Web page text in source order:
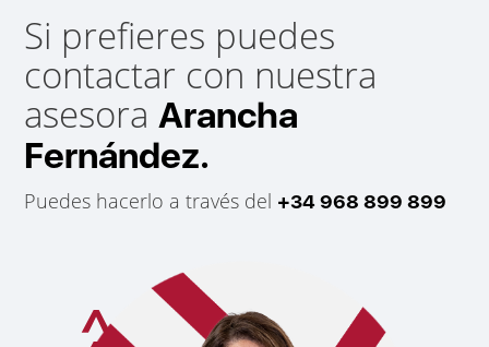
Si prefieres puedes
contactar con nuestra
asesoraArancha
Fernández.
Puedes hacerlo a través del +34 968 899 899